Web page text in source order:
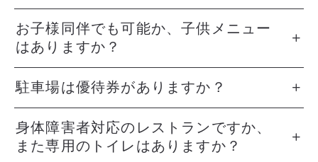
お子様同伴でも可能か、子供メニュー
はありますか？
駐車場は優待券がありますか？
身体障害者対応のレストランですか、
また専用のトイレはありますか？